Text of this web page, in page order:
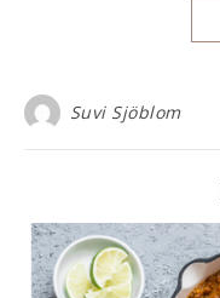
Suvi Sjöblom